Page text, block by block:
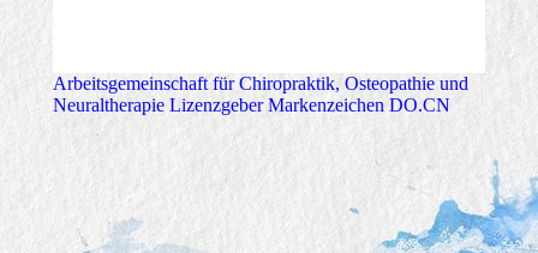
Arbeitsgemeinschaft für Chiropraktik, Osteopathie und
Neuraltherapie Lizenzgeber Markenzeichen DO.CN